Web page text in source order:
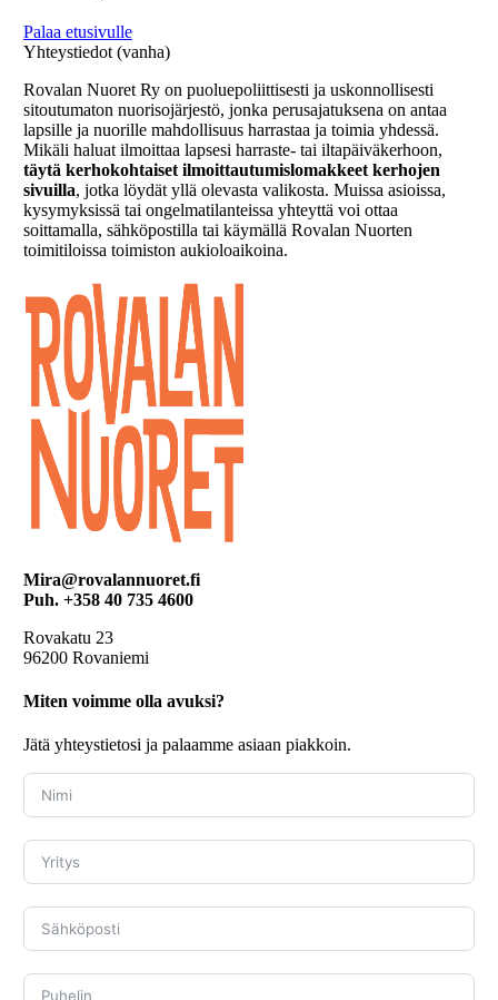
Palaa etusivulle
Yhteystiedot (vanha)
Rovalan Nuoret Ry on puoluepoliittisesti ja uskonnollisesti
sitoutumaton nuorisojärjestö, jonka perusajatuksena on antaa
lapsille ja nuorille mahdollisuus harrastaa ja toimia yhdessä.
Mikäli haluat ilmoittaa lapsesi harraste- tai iltapäiväkerhoon,
täytä kerhokohtaiset ilmoittautumislomakkeet kerhojen
sivuilla, jotka löydät yllä olevasta valikosta. Muissa asioissa,
kysymyksissä tai ongelmatilanteissa yhteyttä voi ottaa
soittamalla, sähköpostilla tai käymällä Rovalan Nuorten
toimitiloissa toimiston aukioloaikoina.
Mira@rovalannuoret.fi
Puh. +358 40 735 4600
Rovakatu 23
96200 Rovaniemi
Miten voimme olla avuksi?
Jätä yhteystietosi ja palaamme asiaan piakkoin.